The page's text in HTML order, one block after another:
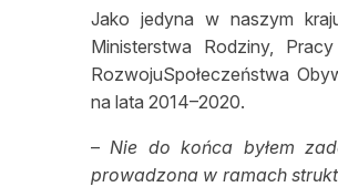
Jako jedyna w naszym
Ministerstwa Rodziny,
RozwojuSpołeczeństwa
na lata 2014–2020.
–Nie do końca byłem
prowadzona w ramach